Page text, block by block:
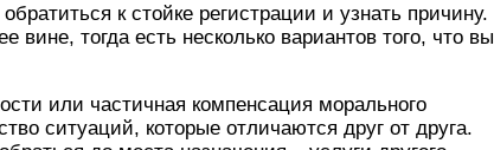
к стойке регистрации и узнать причину.
вине, тогда есть несколько вариантов того, что вы
или частичная компенсация морального
ситуаций, которые отличаются друг от друга.